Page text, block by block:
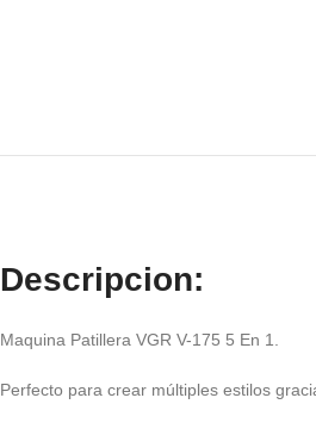
Descripcion:
Maquina Patillera VGR V-175 5 En 1.
Perfecto para crear múltiples estilos